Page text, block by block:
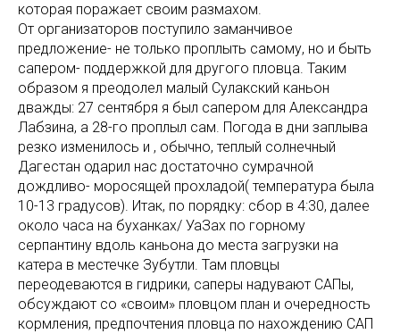
которая поражает своим размахом.
От организаторов поступило заманчивое
предложение- не только проплыть самому, но и быть
сапером- поддержкой для другого пловца. Таким
образом я преодолел малый Сулакский каньон
дважды: 27 сентября я был сапером для Александра
Лабзина, а 28-го проплыл сам. Погода в дни заплыва
резко изменилось и , обычно, теплый солнечный
Дагестан одарил нас достаточно сумрачной
дождливо- моросящей прохладой( температура была
10-13 градусов). Итак, по порядку: сбор в 4:30, далее
около часа на буханках/ УаЗах по горному
серпантину вдоль каньона до места загрузки на
катера в местечке Зубутли. Там пловцы
переодеваются в гидрики, саперы надувают САПы,
обсуждают со «своим» пловцом план и очередность
кормления, предпочтения пловца по нахождению САП